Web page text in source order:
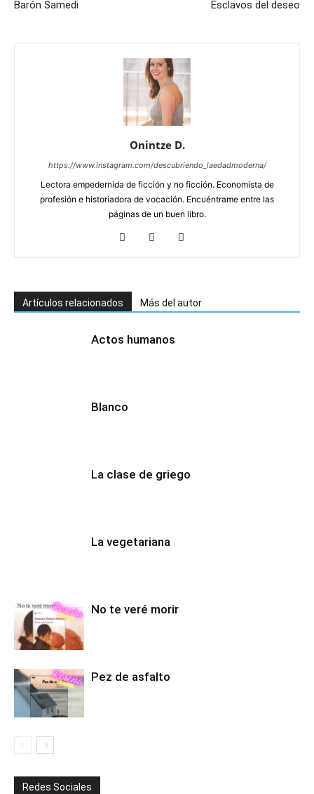
Barón Samedi Esclavos del deseo
Onintze D.
https://www.instagram.com/descubriendo_laedadmoderna/
Lectora empedernida de ficción y no ficción. Economista de
profesión e historiadora de vocación. Encuéntrame entre las
páginas de un buen libro.
Artículos relacionados Más del autor
Actos humanos
Blanco
La clase de griego
La vegetariana
No te veré morir
Pez de asfalto
Redes Sociales